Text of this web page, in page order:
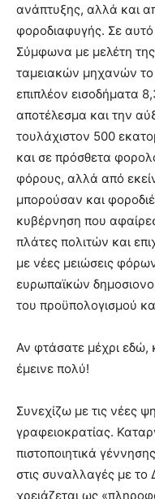
ανάπτυξης, αλλά και
φοροδιαφυγής. Σε
Σύμφωνα με μελέτη
ταμειακών μηχανών
επιπλέον εισοδήματα
αποτέλεσμα και την
τουλάχιστον 500
και σε πρόσθετα
φόρους, αλλά από
μπορούσαν και
κυβέρνηση που
πλάτες πολιτών και
με νέες μειώσεις
ευρωπαϊκών
του προϋπολογισμού
Αν φτάσατε μέχρι
έμεινε πολύ!
Συνεχίζω με τις νέες
γραφειοκρατίας.
πιστοποιητικά
στις συναλλαγές με το
χρειάζεται ως